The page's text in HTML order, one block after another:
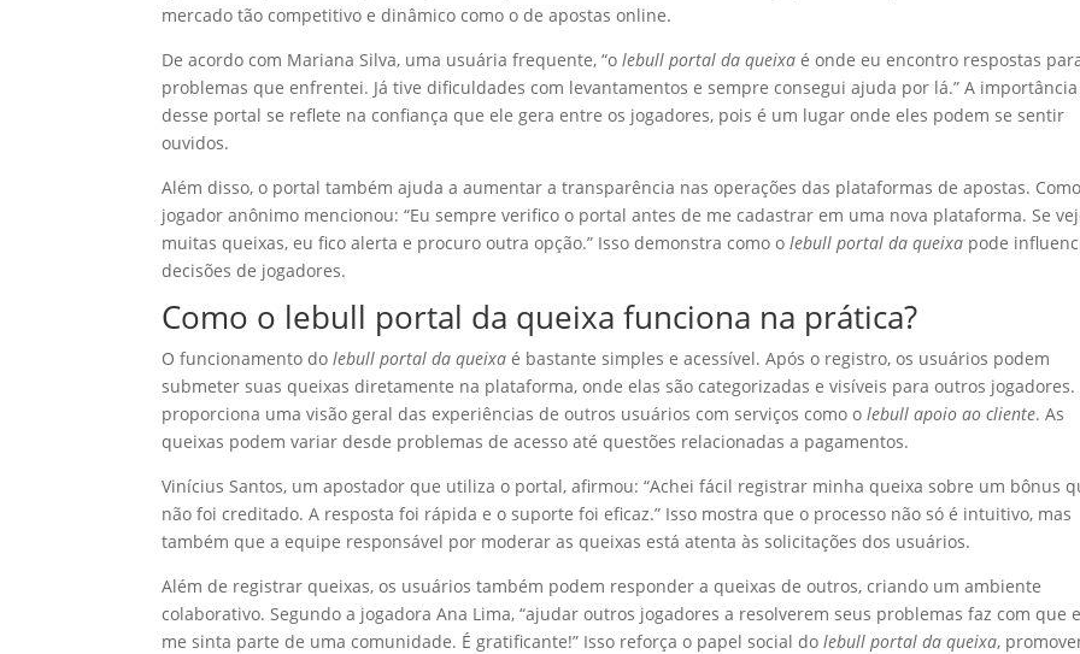
mercado tão competitivo e dinâmico como o de apostas online.
De acordo com Mariana Silva, uma usuária frequente, “olebull portal da queixa é onde eu encontro respostas
problemas que enfrentei. Já tive dificuldades com levantamentos e sempre consegui ajuda por lá.” A importância
desse portal se reflete na confiança que ele gera entre os jogadores, pois é um lugar onde eles podem se sentir
ouvidos.
Além disso, o portal também ajuda a aumentar a transparência nas operações das plataformas de apostas.
jogador anônimo mencionou: “Eu sempre verifico o portal antes de me cadastrar em uma nova plataforma. Se
muitas queixas, eu fico alerta e procuro outra opção.” Isso demonstra como olebull portal da queixa pode
decisões de jogadores.
Como o lebull portal da queixa funciona na prática?
O funcionamento dolebull portal da queixa é bastante simples e acessível. Após o registro, os usuários podem
submeter suas queixas diretamente na plataforma, onde elas são categorizadas e visíveis para outros jogadores.
proporciona uma visão geral das experiências de outros usuários com serviços como olebull apoio ao cliente. As
queixas podem variar desde problemas de acesso até questões relacionadas a pagamentos.
Vinícius Santos, um apostador que utiliza o portal, afirmou: “Achei fácil registrar minha queixa sobre um bônus
não foi creditado. A resposta foi rápida e o suporte foi eficaz.” Isso mostra que o processo não só é intuitivo, mas
também que a equipe responsável por moderar as queixas está atenta às solicitações dos usuários.
Além de registrar queixas, os usuários também podem responder a queixas de outros, criando um ambiente
colaborativo. Segundo a jogadora Ana Lima, “ajudar outros jogadores a resolverem seus problemas faz com que
me sinta parte de uma comunidade. É gratificante!” Isso reforça o papel social dolebull portal da queixa,